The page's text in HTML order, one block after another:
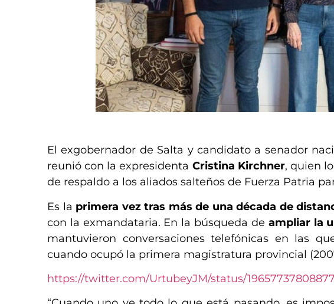
El exgobernador de Salta y candidato a senador
reunió con la expresidenta Cristina Kirchner, quien
de respaldo a los aliados salteños de Fuerza Patria
Es la primera vez tras más de una década de
con la exmandataria. En la búsqueda de ampliar la
mantuvieron conversaciones telefónicas en las
cuando ocupó la primera magistratura provincial
https://twitter.com/UrtubeyJM/status/